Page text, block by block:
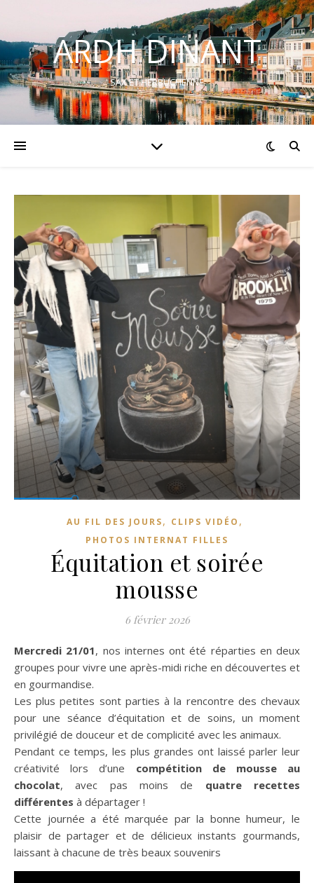
ARDH DINANT
SAX ET HERBUCHENNE
AU FIL DES JOURS, CLIPS VIDÉO ,
PHOTOS INTERNAT FILLES
Équitation et soirée
mousse
6 février 2026
Mercredi 21/01, nos internes ont été réparties en deux
groupes pour vivre une après-midi riche en découvertes et
en gourmandise.
Les plus petites sont parties à la rencontre des chevaux
pour une séance d’équitation et de soins, un moment
privilégié de douceur et de complicité avec les animaux.
Pendant ce temps, les plus grandes ont laissé parler leur
créativité lors d’une compétition de mousse au
chocolat, avec pas moins de quatre recettes
différentes à départager !
Cette journée a été marquée par la bonne humeur, le
plaisir de partager et de délicieux instants gourmands,
laissant à chacune de très beaux souvenirs